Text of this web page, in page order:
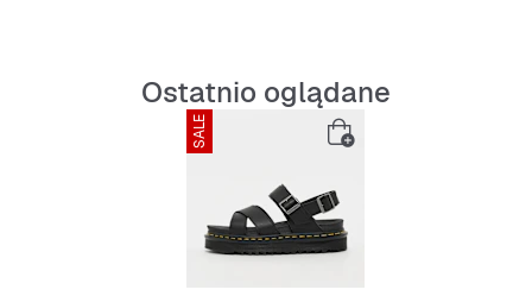
Ostatnio oglądane
SALE